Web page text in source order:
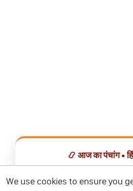
📿 आज का पंचांग •
We use cookies to ensure you